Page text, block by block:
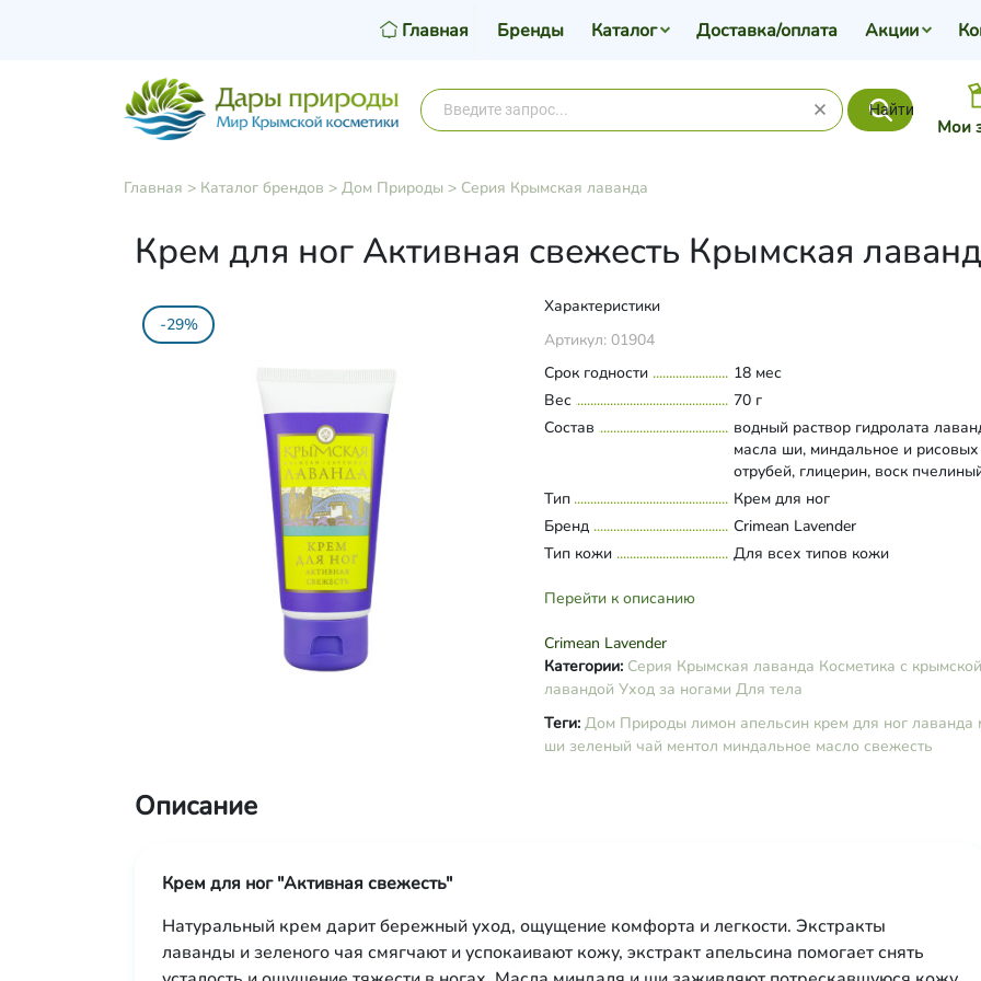
Найти
Мои
Главная Бренды Каталог Доставка/оплата Акции
Главная > Каталог брендов > Дом Природы> Серия Крымская лаванда
Крем для ног Активная свежесть Крымская
-29%
Характеристики
Артикул: 01904
Срок годности
18 мес
Вес
70 г
Состав
водный раствор гидролата
масла ши, миндальное и рисовых
отрубей, глицерин, воск
цетеариловый спирт, экстракты
лаванды, ламинарии, зеленого
апельсина, полисахарид,
глицерилмоностеарат, лецитин,
глютаминовой кислоты, лимонная
кислота, оксиметилглицин, бензоат
лимона, витамин Е,
Развернуть состав
Тип
Крем для ног
Бренд
Crimean Lavender
Тип кожи
Для всех типов кожи
Перейти к описанию
Crimean Lavender
Категории: Серия Крымская лаванда Косметика с крымской
лавандой Уход за ногами Для тела
Теги: Дом Природы лимон апельсин крем для ног лаванда
ши зеленый чай ментол миндальное масло свежесть
Описание
Крем для ног "Активная свежесть"
Натуральный крем дарит бережный уход, ощущение комфорта и легкости. Экстракты
лаванды и зеленого чая смягчают и успокаивают кожу, экстракт апельсина помогает снять